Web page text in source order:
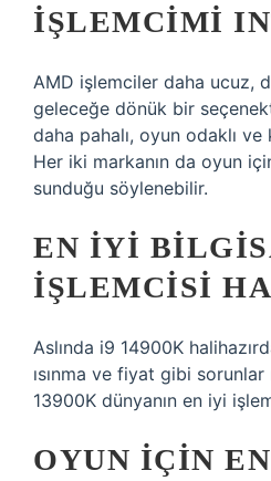
IŞLEMCIMI
AMD işlemciler daha ucuz,
geleceğe dönük bir
daha pahalı, oyun odaklı
Her iki markanın da oyun
sunduğu söylenebilir.
EN IYI
IŞLEMCISI
Aslında i9 14900K
ısınma ve fiyat gibi
13900K dünyanın en iyi
OYUN IÇIN